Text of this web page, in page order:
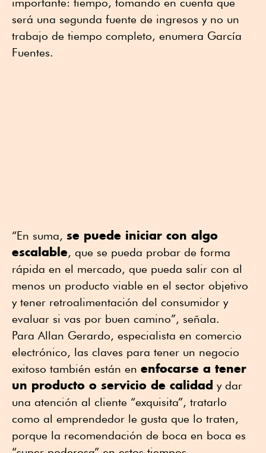
será una segunda fuente de ingresos y no un
trabajo de tiempo completo, enumera García
Fuentes.
“En suma, se puede iniciar con algo
escalable, que se pueda probar de forma
rápida en el mercado, que pueda salir con al
menos un producto viable en el sector objetivo
y tener retroalimentación del consumidor y
evaluar si vas por buen camino”, señala.
Para Allan Gerardo, especialista en comercio
electrónico, las claves para tener un negocio
exitoso también están en enfocarse a tener
un producto o servicio de calidad y dar
una atención al cliente “exquisita”, tratarlo
como al emprendedor le gusta que lo traten,
porque la recomendación de boca en boca es